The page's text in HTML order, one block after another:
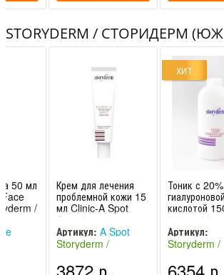
STORYDERM / СТОРИДЕРМ
50 мл
/
Крем для лечения
проблемной кожи 15
мл Clinic-A Spot
Storyderm /
Сторидерм
Артикул: A Spot
Storyderm /
ХИТ
Тоник с 20%
гиалуроновой
кислотой
500 мл
Essence
Storyderm /
Артикул:
80944E+12/
Storyderm /